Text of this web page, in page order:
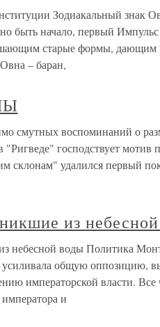
Зодиакальный знак
быть начало, первый
старые формы, дающим
– баран,
воспоминаний о
гос­подствует мотив
склонам" удалился первый
из
небесной воды Политика
общую оппозицию,
императорской власти.
и